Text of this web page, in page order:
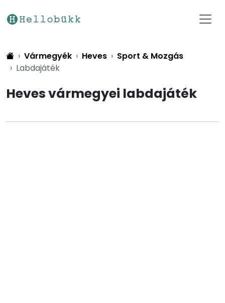
Vármegyék Heves
Sport & Mozgás
Labdajáték
Heves vármegyei labdajáték